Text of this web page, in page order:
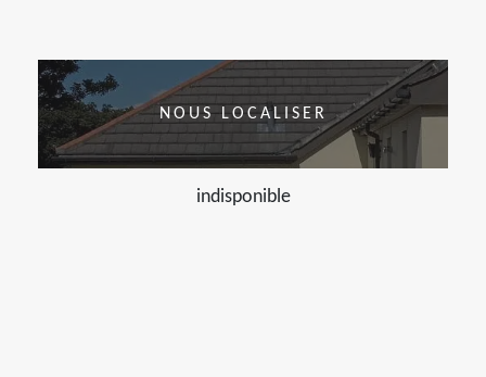
NOUS LOCALISER
indisponible